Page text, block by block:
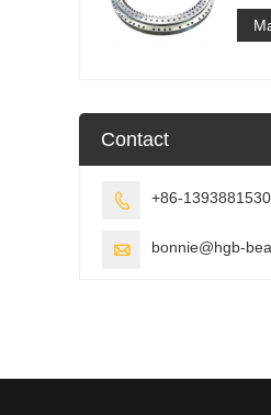
Contact
 +86-
 bonnie@hgb-